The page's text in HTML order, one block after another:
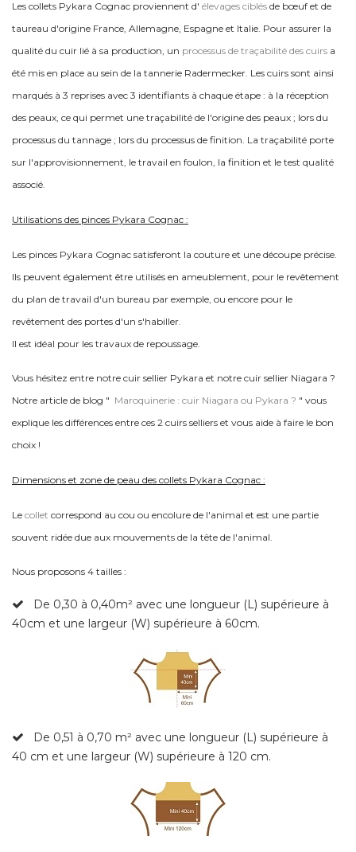
Les collets Pykara Cognac proviennent d' élevages ciblés de bœuf et de
taureau d'origine France, Allemagne, Espagne et Italie. Pour assurer la
qualité du cuir lié à sa production, un processus de traçabilité des cuirs a
été mis en place au sein de la tannerie Radermecker. Les cuirs sont ainsi
marqués à 3 reprises avec 3 identifiants à chaque étape : à la réception
des peaux, ce qui permet une traçabilité de l'origine des peaux ; lors du
processus du tannage ; lors du processus de finition. La traçabilité porte
sur l'approvisionnement, le travail en foulon, la finition et le test qualité
associé.
Utilisations des pinces Pykara Cognac :
Les pinces Pykara Cognac satisferont la couture et une découpe précise.
Ils peuvent également être utilisés en ameublement, pour le revêtement
du plan de travail d'un bureau par exemple, ou encore pour le
revêtement des portes d'un s'habiller.
Il est idéal pour les travaux de repoussage.
Vous hésitez entre notre cuir sellier Pykara et notre cuir sellier Niagara ?
Notre article de blog " Maroquinerie : cuir Niagara ou Pykara ? " vous
explique les différences entre ces 2 cuirs selliers et vous aide à faire le bon
choix !
Dimensions et zone de peau des collets Pykara Cognac :
Le collet correspond au cou ou encolure de l'animal et est une partie
souvent ridée due aux mouvements de la tête de l'animal.
Nous proposons 4 tailles :
De 0,30 à 0,40m² avec une longueur (L) supérieure à
40cm et une largeur (W) supérieure à 60cm.
De 0,51 à 0,70 m² avec une longueur (L) supérieure à
40 cm et une largeur (W) supérieure à 120 cm.